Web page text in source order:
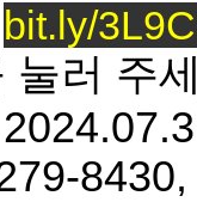
bit.ly/
눌러 주
8430